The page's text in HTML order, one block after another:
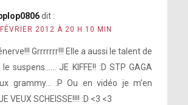
dit :
2012 À 20 H 10 MIN
Grrrrrrr!!! Elle a aussi le talent de
suspens…… JE KIFFE!! :D STP GAGA
grammy… :P Ou en vidéo je m’en
VEUX SCHEISSE!!!! :D <3 <3